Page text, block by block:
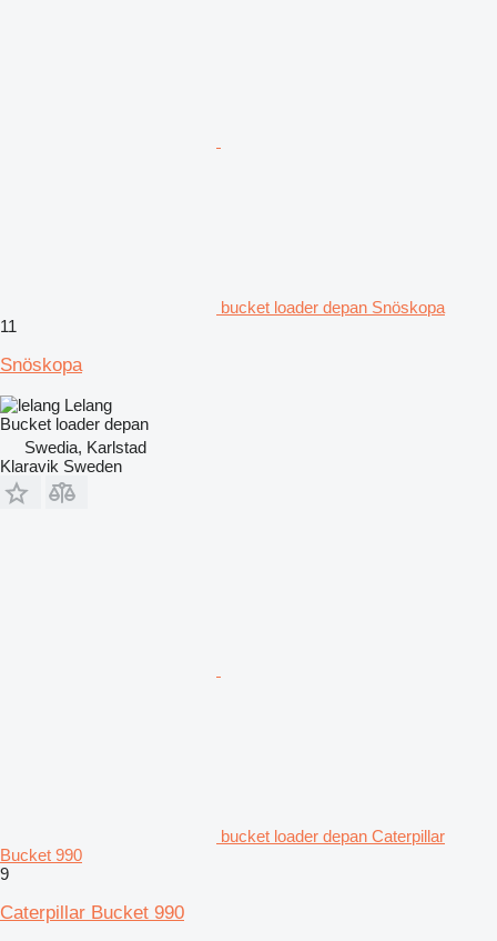
bucket loader depan Snöskopa
11
Snöskopa
Lelang
Bucket loader depan
Swedia, Karlstad
Klaravik Sweden
bucket loader depan Caterpillar
Bucket 990
9
Caterpillar Bucket 990